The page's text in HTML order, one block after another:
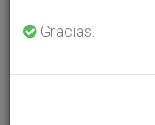
Gracias.